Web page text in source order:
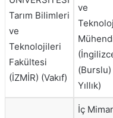
Tarım Bilimleri
ve
Teknolojileri
Fakültesi
(İZMİR) (Vakıf)
ve
Yıllık)
İç